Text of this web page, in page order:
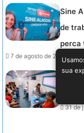
Sine
de
perca
7 de agosto de 2023 -
31 de
sua